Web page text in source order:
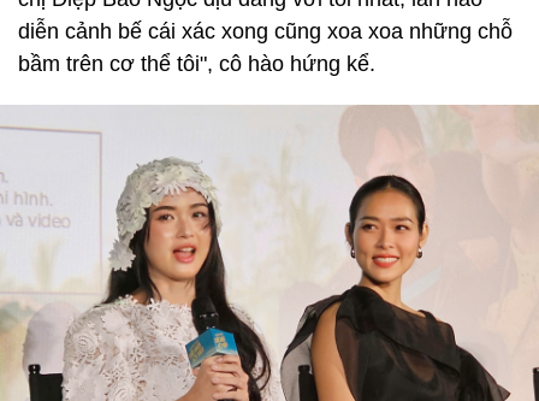
diễn cảnh bế cái xác xong cũng xoa xoa những chỗ
bầm trên cơ thể tôi", cô hào hứng kể.